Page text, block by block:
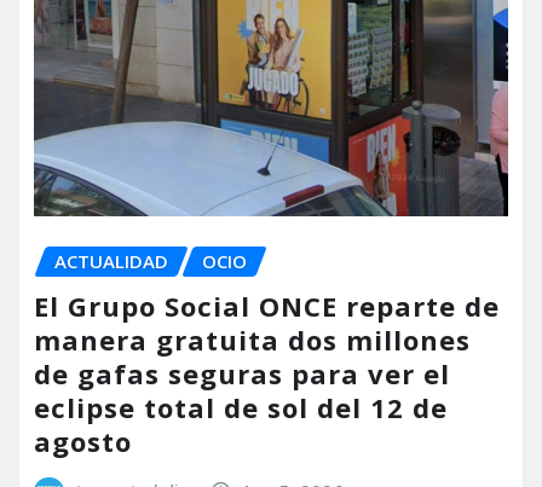
ACTUALIDAD OCIO
El Grupo Social ONCE reparte de
manera gratuita dos millones
de gafas seguras para ver el
eclipse total de sol del 12 de
agosto